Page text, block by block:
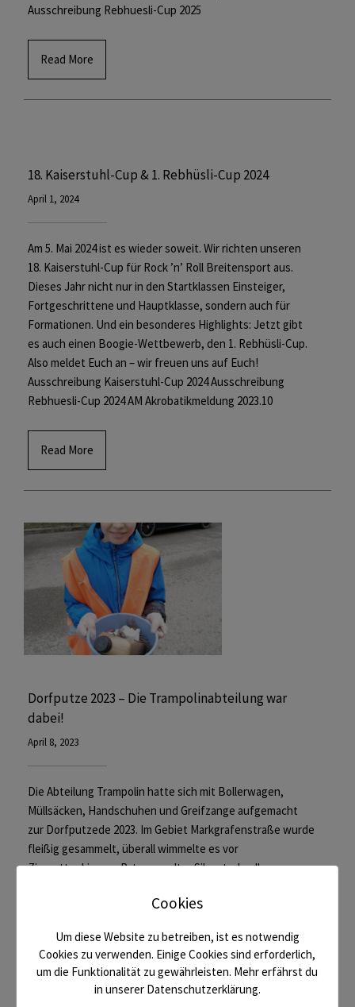
Ausschreibung Rebhuesli-Cup 2025
Read More
18. Kaiserstuhl-Cup & 1. Rebhüsli-Cup 2024
April 1, 2024
Am 5. Mai 2024 ist es wieder soweit. Wir richten unseren
18. Kaiserstuhl-Cup für Rock ’n’ Roll Breitensport aus.
Dieses Jahr nicht nur in den Startklassen Einsteiger,
Fortgeschrittene und Hauptklasse, sondern auch für
Formationen. Und ein besonderes Highlights: Jetzt gibt
es auch einen Boogie-Wettbewerb, den 1. Rebhüsli-Cup.
Also meldet Euch an – wir freuen uns auf Euch!
Ausschreibung Kaiserstuhl-Cup 2024 Ausschreibung
Rebhuesli-Cup 2024 AM Akrobatikmeldung 2023.10
Read More
Dorfputze 2023 – Die Trampolinabteilung war
dabei!
April 8, 2023
Die Abteilung Trampolin hatte sich mit Bollerwagen,
Müllsäcken, Handschuhen und Greifzange aufgemacht
zur Dorfputzede 2023. Im Gebiet Markgrafenstraße wurde
fleißig gesammelt, überall wimmelte es vor
Zigarettenkippen, Patronen alter Silvesterknaller
Fundstücke. Unterstützt wurden wir von Aline Jenne (KK
wir mit einem tollen Vesper im Gerätehaus des
Gemeindebauhofs belohnt.
Cookies
Um diese Website zu betreiben, ist es notwendig
Cookies zu verwenden. Einige Cookies sind erforderlich,
um die Funktionalität zu gewährleisten. Mehr erfährst du
in unserer Datenschutzerklärung.